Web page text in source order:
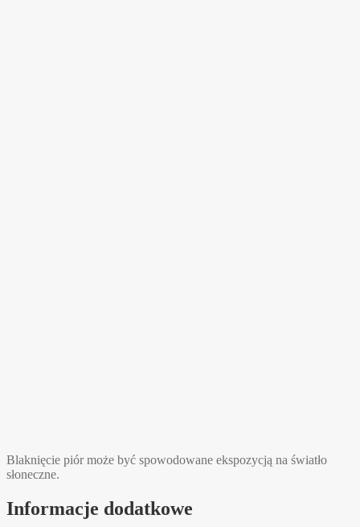
Blaknięcie piór może być spowodowane ekspozycją na światło
słoneczne.
Informacje dodatkowe